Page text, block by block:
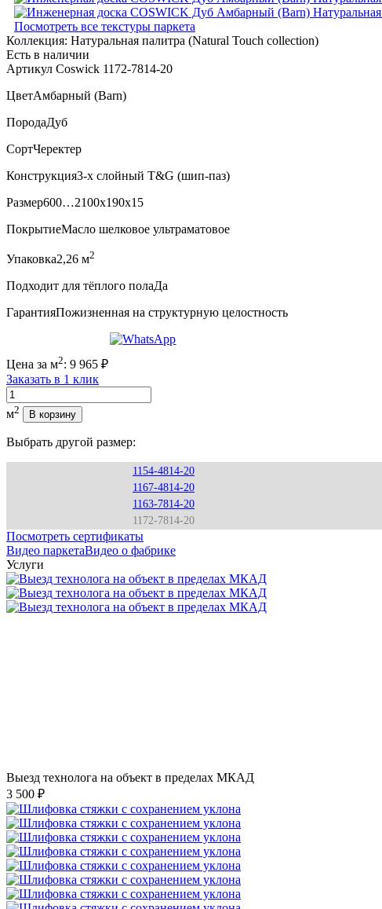
Посмотреть все текстуры паркета
Коллекция: Натуральная палитра (Natural Touch collection)
Есть в наличии
Артикул Coswick 1172-7814-20
ЦветАмбарный (Barn)
ПородаДуб
СортЧеректер
Конструкция3-х слойный T&G (шип-паз)
Размер600…2100x190x15
ПокрытиеМасло шелковое ультраматовое
Упаковка2,26 м2
Подходит для тёплого полаДа
ГарантияПожизненная на структурную целостность
Цена за м2: 9 965 ₽
Заказать в 1 клик
Количество
м2 В корзину
Выбрать другой размер:
1154-4814-20
1167-4814-20
1163-7814-20
1172-7814-20
Посмотреть сертификаты
Видео паркетаВидео о фабрике
Услуги
Выезд технолога на объект в пределах МКАД
3 500 ₽